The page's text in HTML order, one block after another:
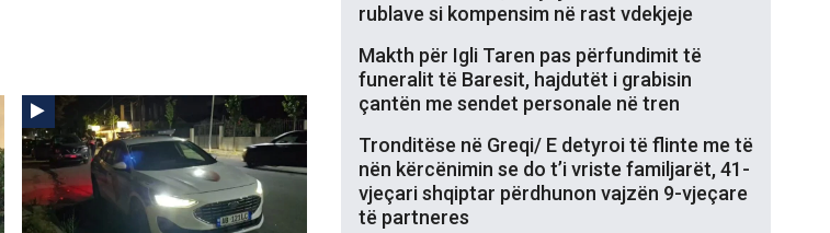
rublave si kompensim në rast vdekjeje
Makth për Igli Taren pas përfundimit të
funeralit të Baresit, hajdutët i grabisin
çantën me sendet personale në tren
Tronditëse në Greqi/ E detyroi të flinte me të
nën kërcënimin se do t’i vriste familjarët, 41-
vjeçari shqiptar përdhunon vajzën 9-vjeçare
të partneres